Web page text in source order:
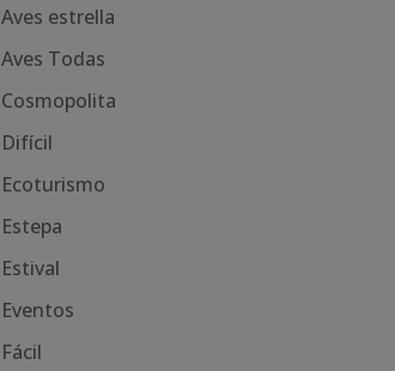
Aves estrella
Aves Todas
Cosmopolita
Difícil
Ecoturismo
Estepa
Estival
Eventos
Fácil